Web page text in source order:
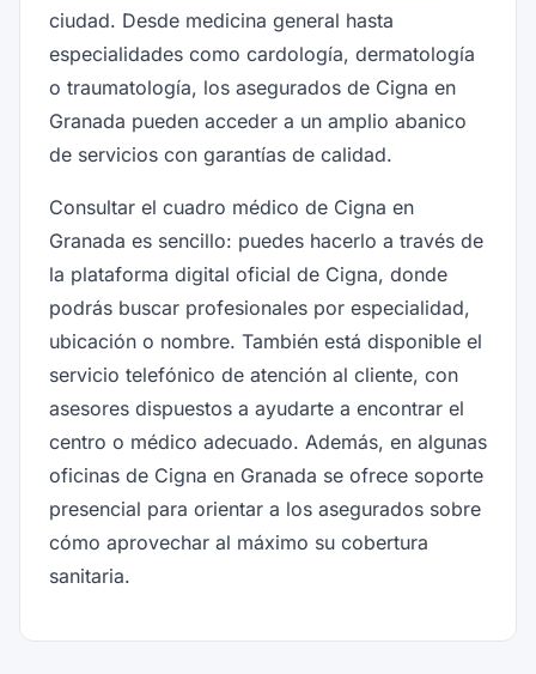
ciudad. Desde medicina general hasta
especialidades como cardología, dermatología
o traumatología, los asegurados de Cigna en
Granada pueden acceder a un amplio abanico
de servicios con garantías de calidad.
Consultar el cuadro médico de Cigna en
Granada es sencillo: puedes hacerlo a través de
la plataforma digital oficial de Cigna, donde
podrás buscar profesionales por especialidad,
ubicación o nombre. También está disponible el
servicio telefónico de atención al cliente, con
asesores dispuestos a ayudarte a encontrar el
centro o médico adecuado. Además, en algunas
oficinas de Cigna en Granada se ofrece soporte
presencial para orientar a los asegurados sobre
cómo aprovechar al máximo su cobertura
sanitaria.